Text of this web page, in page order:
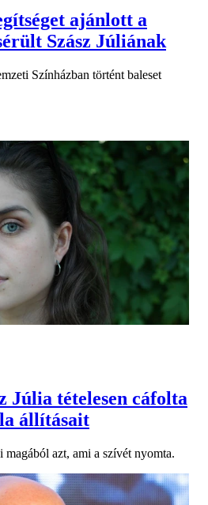
ajánlott a
Szász Júliának
Színházban történt baleset
Júlia tételesen cáfolta
állításait
azt, ami a szívét nyomta.